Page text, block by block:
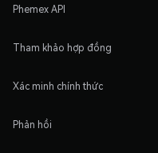
Phemex API
Tham khảo hợp đồng
Xác minh chính thức
Phản hồi